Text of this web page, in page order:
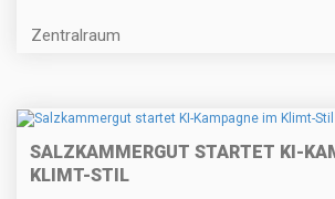
Zentralraum
SALZKAMMERGUT STARTET KI-
KLIMT-STIL